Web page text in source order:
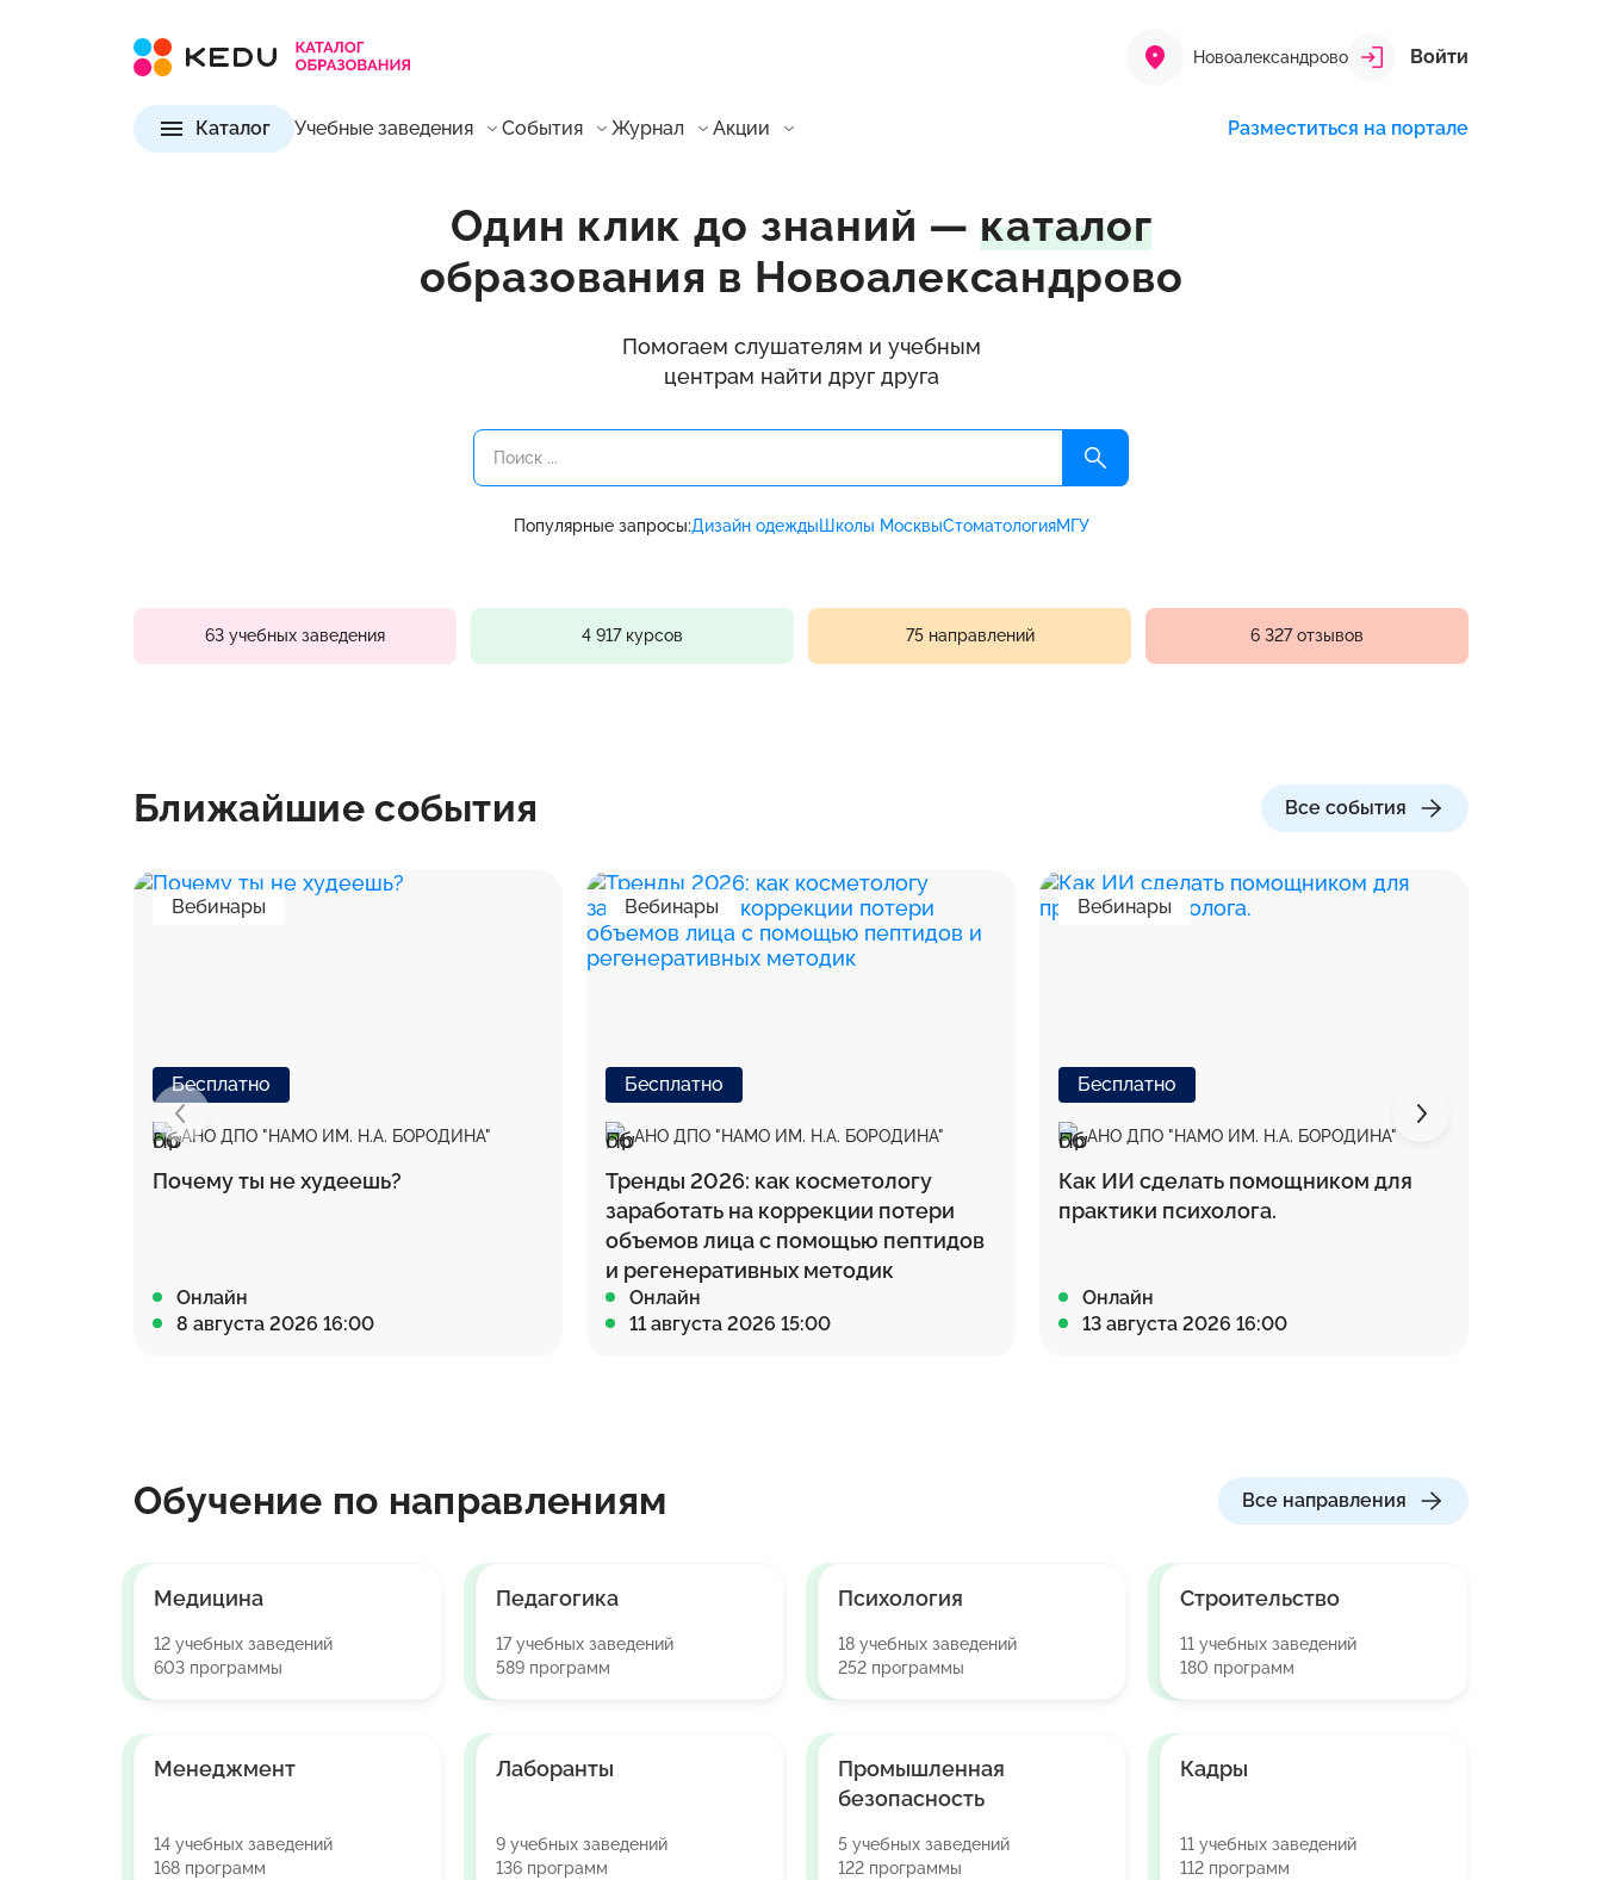
Новоалександрово Войти
Каталог Учебные заведения События Журнал Акции Разместиться на портале
Один клик до знаний —каталог
образования в Новоалександрово
Помогаем слушателям и учебным
центрам найти друг друга
Популярные запросы:Дизайн одежды Школы МосквыСтоматологияМГУ
63 учебных заведения 4 917 курсов 75 направлений 6 327 отзывов
Ближайшие события Все события
Вебинары
Бесплатно
АНО ДПО "НАМО ИМ. Н.А. БОРОДИНА"
Почему ты не худеешь?
Онлайн
8 августа 2026 16:00
Вебинары
Бесплатно
АНО ДПО "НАМО ИМ. Н.А. БОРОДИНА"
Тренды 2026: как косметологу
заработать на коррекции потери
объемов лица с помощью пептидов
и регенеративных методик
Онлайн
11 августа 2026 15:00
Вебинары
Бесплатно
АНО ДПО "НАМО ИМ. Н.А. БОРОДИНА"
Как ИИ сделать помощником для
практики психолога.
Онлайн
13 августа 2026 16:00
Обучение по направлениям Все направления
Медицина
12 учебных заведений
603 программы
Педагогика
17 учебных заведений
589 программ
Психология
18 учебных заведений
252 программы
Строительство
11 учебных заведений
180 программ
Менеджмент
14 учебных заведений
168 программ
Лаборанты
9 учебных заведений
136 программ
Промышленная
безопасность
5 учебных заведений
122 программы
Кадры
11 учебных заведений
112 программ